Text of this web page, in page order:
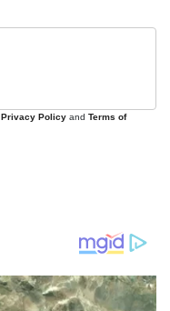
Privacy Policy and Terms of